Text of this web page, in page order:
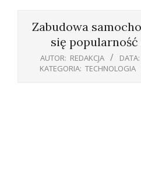
Zabudowa
się
AUTOR: REDAKCJA DATA:
KATEGORIA: TECHNOLOGIA